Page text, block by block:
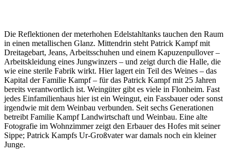
Die Reflektionen der meterhohen Edelstahltanks tauchen den Raum
in einen metallischen Glanz. Mittendrin steht Patrick Kampf mit
Dreitagebart, Jeans, Arbeitsschuhen und einem Kapuzenpullover –
Arbeitskleidung eines Jungwinzers – und zeigt durch die Halle, die
wie eine sterile Fabrik wirkt. Hier lagert ein Teil des Weines – das
Kapital der Familie Kampf – für das Patrick Kampf mit 25 Jahren
bereits verantwortlich ist. Weingüter gibt es viele in Flonheim. Fast
jedes Einfamilienhaus hier ist ein Weingut, ein Fassbauer oder sonst
irgendwie mit dem Weinbau verbunden. Seit sechs Generationen
betreibt Familie Kampf Landwirtschaft und Weinbau. Eine alte
Fotografie im Wohnzimmer zeigt den Erbauer des Hofes mit seiner
Sippe; Patrick Kampfs Ur-Großvater war damals noch ein kleiner
Junge.